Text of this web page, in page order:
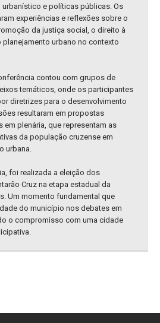
e políticas públicas. Os
experiências e reflexões sobre o
da justiça social, o direito à
urbano no contexto
contou com grupos de
temáticos, onde os participantes
diretrizes para o desenvolvimento
resultaram em propostas
em plenária, que representam as
da população cruzense em
urbana.
foi realizada a eleição dos
Cruz na etapa estadual da
Um momento fundamental que
do município nos debates em
o compromisso com uma cidade